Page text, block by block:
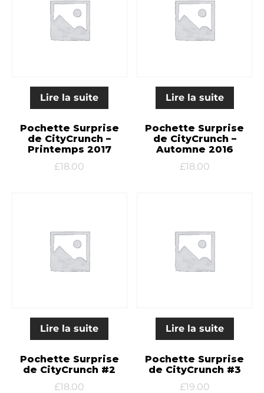
Lire la suite
Pochette Surprise
de CityCrunch –
Printemps 2017
£18.00
Lire la suite
Pochette Surprise
de CityCrunch –
Automne 2016
£18.00
Lire la suite
Pochette Surprise
de CityCrunch #2
£18.00
Lire la suite
Pochette Surprise
de CityCrunch #3
£19.00